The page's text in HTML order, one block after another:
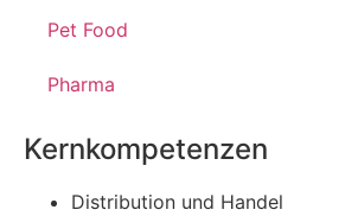
Pet Food
Pharma
Kernkompetenzen
Distribution und Handel